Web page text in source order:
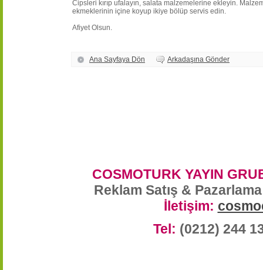
Cipsleri kırıp ufalayın, salata malzemelerine ekleyin.
ekmeklerinin içine koyup ikiye bölüp servis edin.
Afiyet Olsun.
Ana Sayfaya Dön Arkadaşına Gönder
COSMOTURK YAYIN
Reklam Satış &
İletişim:
Tel: (0212) 244